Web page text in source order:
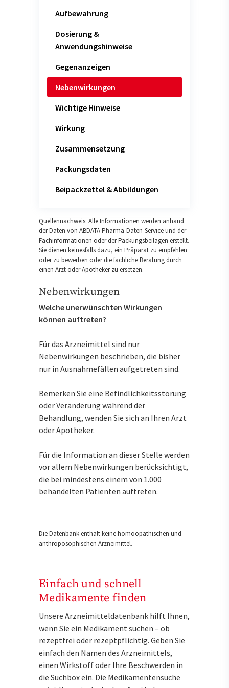
Aufbewahrung
Dosierung &
Anwendungshinweise
Gegenanzeigen
Nebenwirkungen
Wichtige Hinweise
Wirkung
Zusammensetzung
Packungsdaten
Beipackzettel & Abbildungen
Quellennachweis: Alle Informationen werden anhand
der Daten von ABDATA Pharma-Daten-Service und der
Fachinformationen oder der Packungsbeilagen erstellt.
Sie dienen keinesfalls dazu, ein Präparat zu empfehlen
oder zu bewerben oder die fachliche Beratung durch
einen Arzt oder Apotheker zu ersetzen.
Nebenwirkungen
Welche unerwünschten Wirkungen
können auftreten?
Für das Arzneimittel sind nur
Nebenwirkungen beschrieben, die bisher
nur in Ausnahmefällen aufgetreten sind.
Bemerken Sie eine Befindlichkeitsstörung
oder Veränderung während der
Behandlung, wenden Sie sich an Ihren Arzt
oder Apotheker.
Für die Information an dieser Stelle werden
vor allem Nebenwirkungen berücksichtigt,
die bei mindestens einem von 1.000
behandelten Patienten auftreten.
Die Datenbank enthält keine homöopathischen und
anthroposophischen Arzneimittel.
Einfach und schnell
Medikamente finden
Unsere Arzneimitteldatenbank hilft Ihnen,
wenn Sie ein Medikament suchen – ob
rezeptfrei oder rezeptpflichtig. Geben Sie
einfach den Namen des Arzneimittels,
einen Wirkstoff oder Ihre Beschwerden in
die Suchbox ein. Die Medikamentensuche